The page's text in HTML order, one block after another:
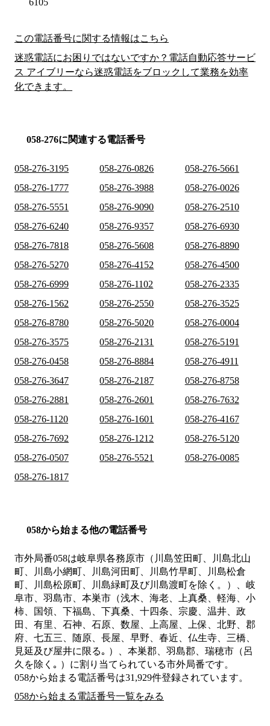
6105
この電話番号に関する情報はこちら
迷惑電話にお困りではないですか？電話自動応答サービ
ス アイブリーなら迷惑電話をブロックして業務を効率
化できます。
058-276に関連する電話番号
058-276-3195 058-276-0826
058-276-5661
058-276-1777
058-276-3988
058-276-0026
058-276-5551
058-276-9090
058-276-2510
058-276-6240
058-276-9357
058-276-6930
058-276-7818
058-276-5608
058-276-8890
058-276-5270
058-276-4152
058-276-4500
058-276-6999
058-276-1102
058-276-2335
058-276-1562
058-276-2550
058-276-3525
058-276-8780
058-276-5020
058-276-0004
058-276-3575
058-276-2131
058-276-5191
058-276-0458
058-276-8884
058-276-4911
058-276-3647
058-276-2187
058-276-8758
058-276-2881
058-276-2601
058-276-7632
058-276-1120
058-276-1601
058-276-4167
058-276-7692
058-276-1212
058-276-5120
058-276-0507
058-276-5521
058-276-0085
058-276-1817
058から始まる他の電話番号
市外局番058は岐阜県各務原市（川島笠田町、川島北山
町、川島小網町、川島河田町、川島竹早町、川島松倉
町、川島松原町、川島緑町及び川島渡町を除く。）、岐
阜市、羽島市、本巣市（浅木、海老、上真桑、軽海、小
柿、国領、下福島、下真桑、十四条、宗慶、温井、政
田、有里、石神、石原、数屋、上高屋、上保、北野、郡
府、七五三、随原、長屋、早野、春近、仏生寺、三橋、
見延及び屋井に限る｡ ）、本巣郡、羽島郡、瑞穂市（呂
久を除く｡ ） に割り当てられている市外局番です。
058から始まる電話番号は31,929件登録されています。
058から始まる電話番号一覧をみる